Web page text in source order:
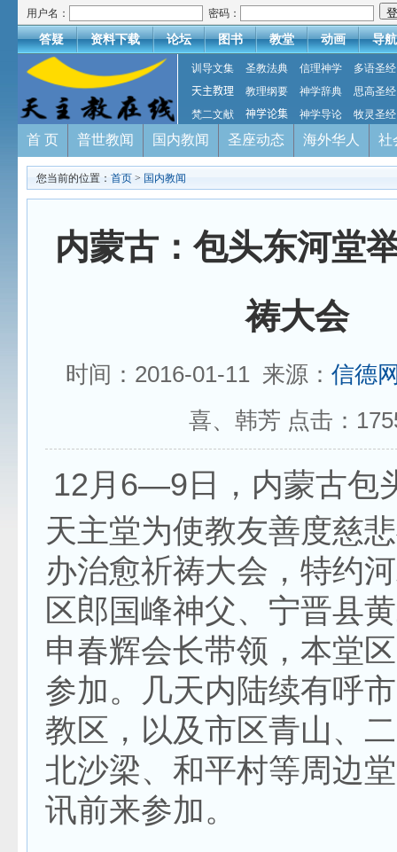
用户名： 密码：
答疑 资料下载 论坛 图书 教堂 动画 导航
训导文集 圣教法典 信理神学
多语圣经
天主教理
教理纲要 神学辞典
思高圣经
梵二文献
神学论集 神学导论 牧灵圣经
首 页 普世教闻 国内教闻 圣座动态 海外华人 社
您当前的位置： 首页 > 国内教闻
内蒙古：包头东河堂
祷大会
时间：2016-01-11 来源： 信德
喜、韩芳 点击：
12月6—9日，内蒙古包
天主堂为使教友善度慈
办治愈祈祷大会，特约
区郎国峰神父、宁晋县
申春辉会长带领，本堂
参加。几天内陆续有呼
教区，以及市区青山、
北沙梁、和平村等周边
讯前来参加。